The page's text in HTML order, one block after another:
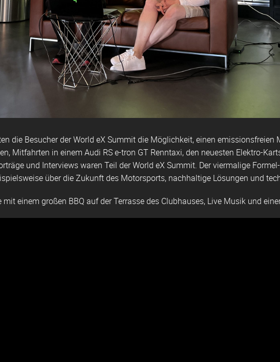
die Besucher der World eX Summit die Möglichkeit, einen
Mitfahrten in einem Audi RS e-tron GT Renntaxi, den neuesten Elektro-
und Interviews waren Teil der World eX Summit. Der viermalige
über die Zukunft des Motorsports, nachhaltige Lösungen und
mit einem großen BBQ auf der Terrasse des Clubhauses, Live Musik und